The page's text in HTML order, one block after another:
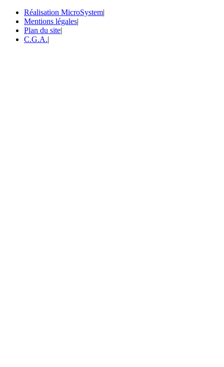
Réalisation MicroSystem|
Mentions légales|
Plan du site|
C.G.A.|